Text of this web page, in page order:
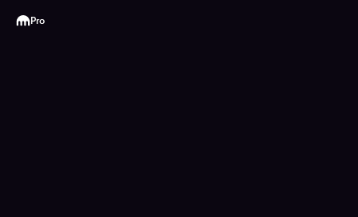
Kraken
Pro